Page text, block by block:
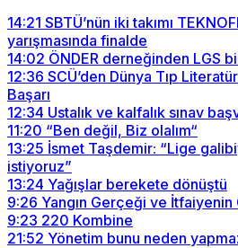
14:21 SBTÜ’nün iki takımı
yarışmasında finalde
14:02 ÖNDER derneğinden LGS
12:36 SCÜ’den Dünya Tıp
Başarı
12:34 Ustalık ve kalfalık sınav
11:20 “Ben değil, Biz olalım“
13:25 İsmet Taşdemir: “Lige
istiyoruz”
13:24 Yağışlar berekete dönüştü
9:26 Yangın Gerçeği ve
9:23 220 Kombine
21:52 Yönetim bunu neden